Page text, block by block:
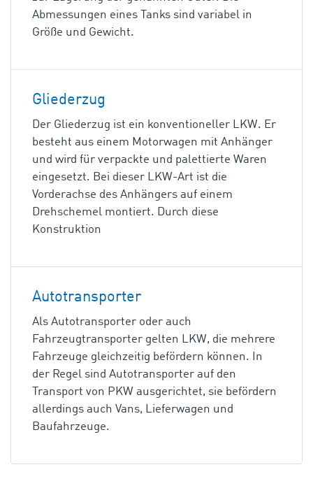
Abmessungen eines Tanks sind variabel in
Größe und Gewicht.
Gliederzug
Der Gliederzug ist ein konventioneller LKW. Er
besteht aus einem Motorwagen mit Anhänger
und wird für verpackte und palettierte Waren
eingesetzt. Bei dieser LKW-Art ist die
Vorderachse des Anhängers auf einem
Drehschemel montiert. Durch diese
Konstruktion
Autotransporter
Als Autotransporter oder auch
Fahrzeugtransporter gelten LKW, die mehrere
Fahrzeuge gleichzeitig befördern können. In
der Regel sind Autotransporter auf den
Transport von PKW ausgerichtet, sie befördern
allerdings auch Vans, Lieferwagen und
Baufahrzeuge.